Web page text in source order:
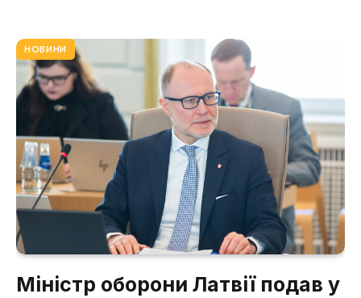
НОВИНИ
Міністр оборони Латвії подав у